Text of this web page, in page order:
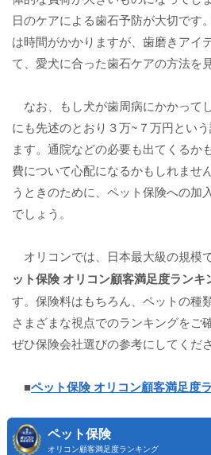
日のケアによる歯石予防が大切です
は時間がかかりますが、歯磨きアイ
て、愛犬に合った歯石ケアの方法を
なお、もし犬が歯周病にかかって
にも先述のとおり３万~７万円とい
ます。通院などの必要も出てくるか
費について心配になるかもしれませ
うときのために、ペット保険への加
でしょう。
オリコンでは、日本最大級の規模
ット保険 オリコン顧客満足度ランキ
す。保険料はもちろん、ペットの種
さまざまな視点でのランキングをご
ぜひ保険会社選びの参考にしてくださ
■ペット保険 オリコン顧客満足度
ペット保険
オリコン顧客満足度ランキング